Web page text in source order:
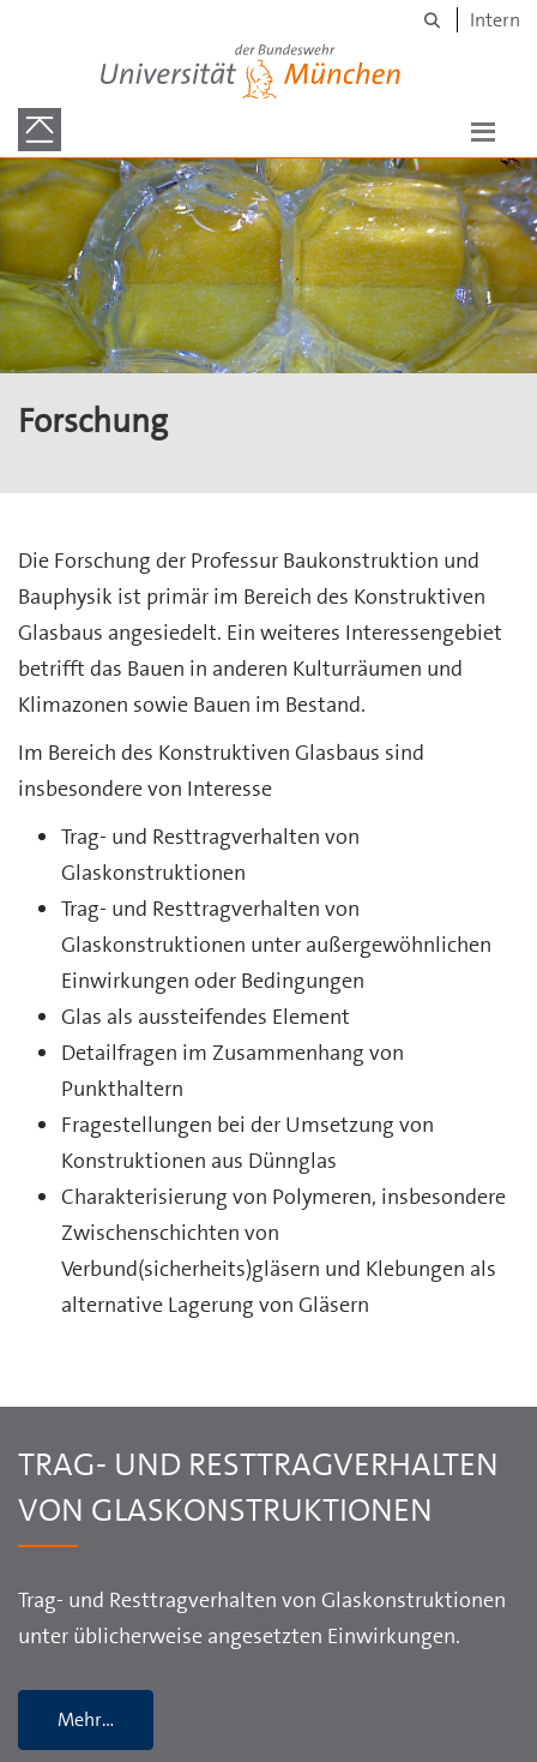
Universität der Bundeswehr München
Intern
Forschung
Die Forschung der Professur Baukonstruktion und
Bauphysik ist primär im Bereich des Konstruktiven
Glasbaus angesiedelt. Ein weiteres Interessengebiet
betrifft das Bauen in anderen Kulturräumen und
Klimazonen sowie Bauen im Bestand.
Im Bereich des Konstruktiven Glasbaus sind
insbesondere von Interesse
Trag- und Resttragverhalten von
Glaskonstruktionen
Trag- und Resttragverhalten von
Glaskonstruktionen unter außergewöhnlichen
Einwirkungen oder Bedingungen
Glas als aussteifendes Element
Detailfragen im Zusammenhang von
Punkthaltern
Fragestellungen bei der Umsetzung von
Konstruktionen aus Dünnglas
Charakterisierung von Polymeren, insbesondere
Zwischenschichten von
Verbund(sicherheits)gläsern und Klebungen als
alternative Lagerung von Gläsern
TRAG- UND RESTTRAGVERHALTEN
VON GLASKONSTRUKTIONEN
Trag- und Resttragverhalten von Glaskonstruktionen
unter üblicherweise angesetzten Einwirkungen.
Mehr…